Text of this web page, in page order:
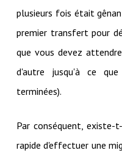
plusieurs fois était
premier transfert pour
que vous devez
d'autre jusqu'à ce
terminées).
Par conséquent,
rapide d'effectuer une